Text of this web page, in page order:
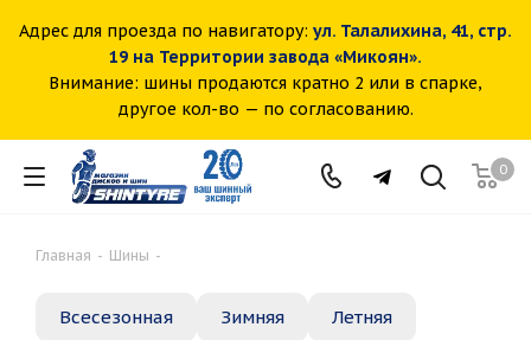
Адрес для проезда по навигатору: ул. Талалихина, 41, стр.
19 на Территории завода «Микоян».
Внимание: шины продаются кратно 2 или в спарке,
другое кол-во — по согласованию.
0
Главная - Шины -
Всесезонная Зимняя Летняя